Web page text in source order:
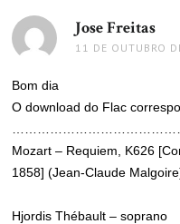
Jose Freitas
11 DE OUTUBRO
Bom dia
O download do Flac
Mozart – Requiem, K626
1858] (Jean-Claude
Hjordis Thébault – soprano